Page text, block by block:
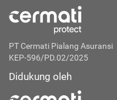
PT Cermati Pialang Asuransi
KEP-596/PD.02/2025
Didukung oleh